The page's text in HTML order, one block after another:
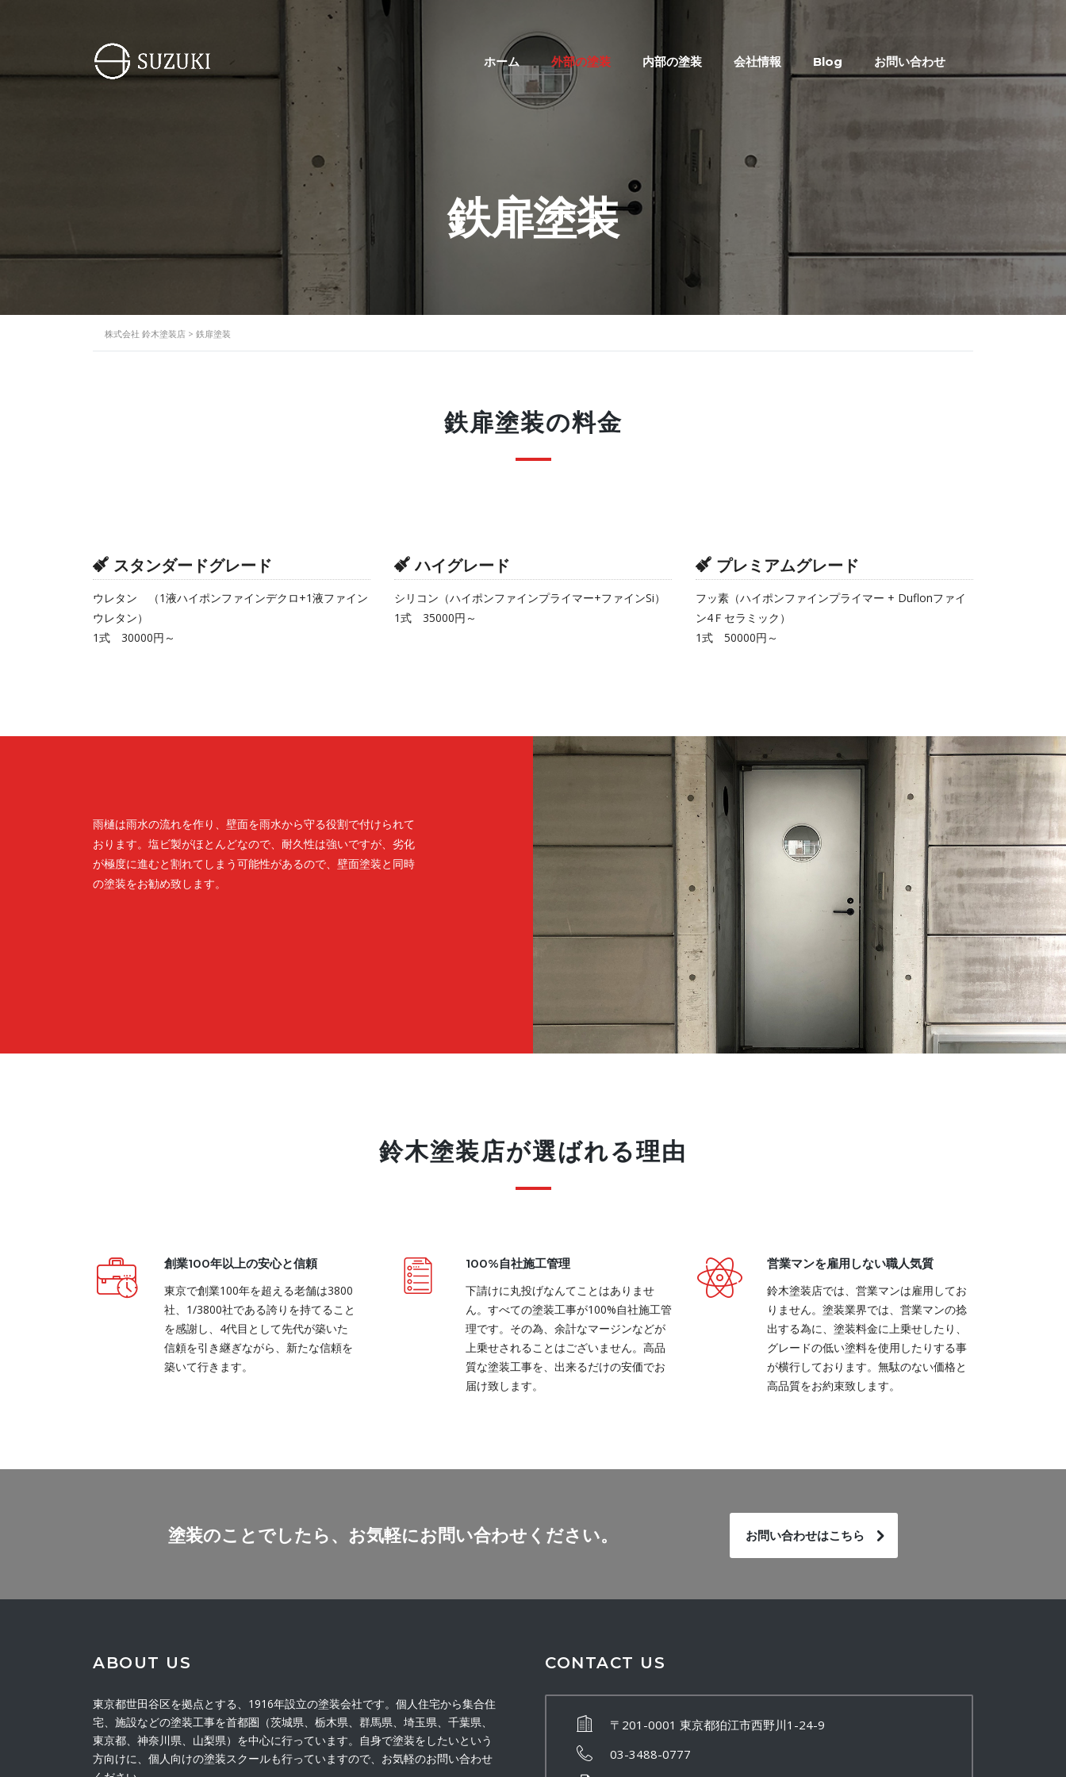
ホーム 外部の塗装 内部の塗装 会社情報 Blog お問い合わせ
鉄扉塗装
株式会社 鈴木塗装店 > 鉄扉塗装
鉄扉塗装の料金
スタンダードグレード
ウレタン （1液ハイポンファインデクロ+1液ファイン
ウレタン）
1式 30000円～
ハイグレード
シリコン（ハイポンファインプライマー+ファインSi）
1式 35000円～
プレミアムグレード
フッ素（ハイポンファインプライマー + Duflonファイ
ン4Ｆセラミック）
1式 50000円～
雨樋は雨水の流れを作り、壁面を雨水から守る役割で付けられて
おります。塩ビ製がほとんどなので、耐久性は強いですが、劣化
が極度に進むと割れてしまう可能性があるので、壁面塗装と同時
の塗装をお勧め致します。
鈴木塗装店が選ばれる理由
創業100年以上の安心と信頼
東京で創業100年を超える老舗は3800
社、1/3800社である誇りを持てること
を感謝し、4代目として先代が築いた
信頼を引き継ぎながら、新たな信頼を
築いて行きます。
100%自社施工管理
下請けに丸投げなんてことはありませ
ん。すべての塗装工事が100%自社施工管
理です。その為、余計なマージンなどが
上乗せされることはございません。高品
質な塗装工事を、出来るだけの安価でお
届け致します。
営業マンを雇用しない職人気質
鈴木塗装店では、営業マンは雇用してお
りません。塗装業界では、営業マンの捻
出する為に、塗装料金に上乗せしたり、
グレードの低い塗料を使用したりする事
が横行しております。無駄のない価格と
高品質をお約束致します。
塗装のことでしたら、お気軽にお問い合わせください。 お問い合わせはこちら
ABOUT US
東京都世田谷区を拠点とする、1916年設立の塗装会社です。個人住宅から集合住
宅、施設などの塗装工事を首都圏（茨城県、栃木県、群馬県、埼玉県、千葉県、
東京都、神奈川県、山梨県）を中心に行っています。自身で塗装をしたいという
方向けに、個人向けの塗装スクールも行っていますので、お気軽のお問い合わせ
CONTACT US
〒201-0001 東京都狛江市西野川1-24-9
03-3488-0777